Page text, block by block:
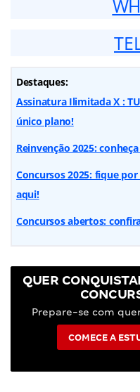
Destaques:
Assinatura Ilimitada X :
único plano!
Reinvenção 2025:
Concursos 2025: fique
aqui!
Concursos abertos:
QUER
Prepare-se com
COMECE A